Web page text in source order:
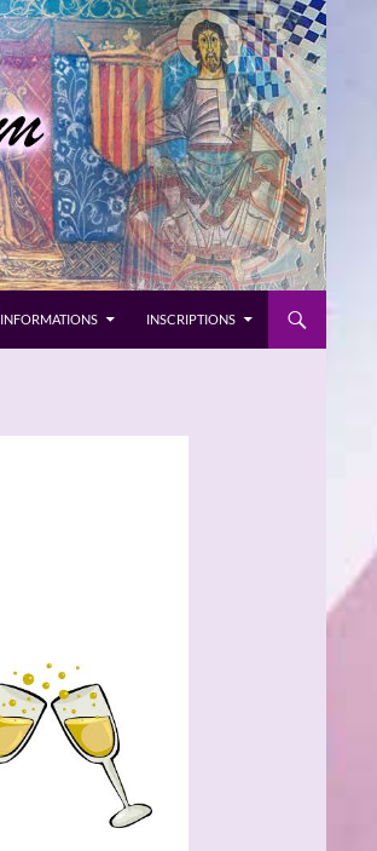
INFORMATIONS INSCRIPTIONS